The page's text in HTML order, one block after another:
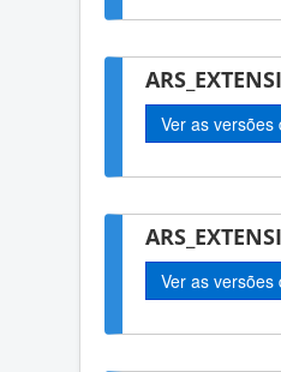
Ver as versões
Ver as versões